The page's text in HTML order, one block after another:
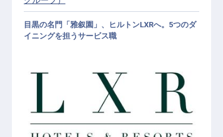
レストランサービススタッフ│月給2
3万円～／2027年開業予定／ヒルト
目黒の名門「雅叙園」、ヒルトンLXRへ。5つのダ
イニングを担うサービス職